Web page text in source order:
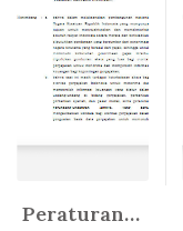
Peraturan Gubernur Provinsi Daer...
In Peratur...